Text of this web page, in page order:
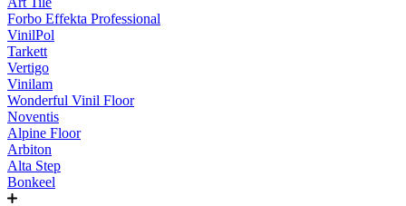
Forbo Effekta Professional
VinilPol
Tarkett
Vertigo
Vinilam
Wonderful Vinil Floor
Noventis
Alpine Floor
Arbiton
Alta Step
Bonkeel